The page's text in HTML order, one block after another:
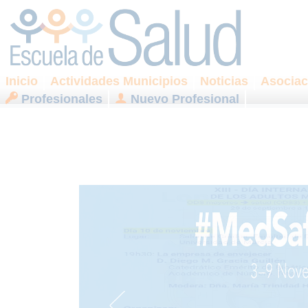
Inicio Actividades Municipios Noticias
Profesionales
Nuevo Profesional